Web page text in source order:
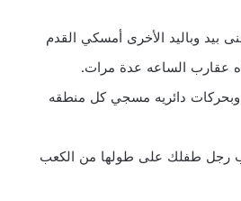
بيد وباليد الأخرى أمسكي القدم
عقارب الساعه عدة مرات.
دائريه مسجي كل منطقه
رجل طفلك على طولها من الكعب